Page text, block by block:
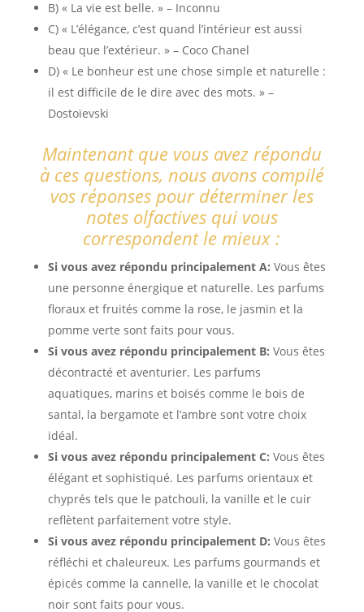
B) « La vie est belle. » – Inconnu
C) « L’élégance, c’est quand l’intérieur est aussi
beau que l’extérieur. » – Coco Chanel
D) « Le bonheur est une chose simple et naturelle :
il est difficile de le dire avec des mots. » –
Dostoïevski
Maintenant que vous avez répondu
à ces questions, nous avons compilé
vos réponses pour déterminer les
notes olfactives qui vous
correspondent le mieux :
Si vous avez répondu principalement A: Vous êtes
une personne énergique et naturelle. Les parfums
floraux et fruités comme la rose, le jasmin et la
pomme verte sont faits pour vous.
Si vous avez répondu principalement B: Vous êtes
décontracté et aventurier. Les parfums
aquatiques, marins et boisés comme le bois de
santal, la bergamote et l’ambre sont votre choix
idéal.
Si vous avez répondu principalement C: Vous êtes
élégant et sophistiqué. Les parfums orientaux et
chyprés tels que le patchouli, la vanille et le cuir
reflètent parfaitement votre style.
Si vous avez répondu principalement D: Vous êtes
réfléchi et chaleureux. Les parfums gourmands et
épicés comme la cannelle, la vanille et le chocolat
noir sont faits pour vous.